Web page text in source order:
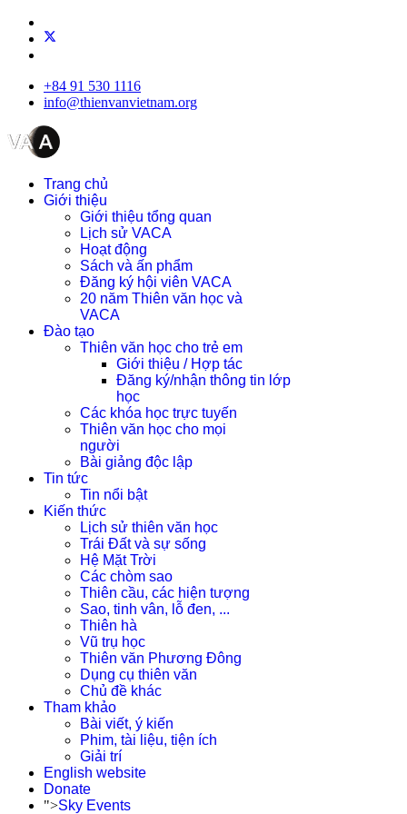
+84 91 530 1116
info@thienvanvietnam.org
Trang chủ
Giới thiệu
Giới thiệu tổng quan
Lịch sử VACA
Hoạt động
Sách và ấn phẩm
Đăng ký hội viên VACA
20 năm Thiên văn học và
VACA
Đào tạo
Thiên văn học cho trẻ em
Giới thiệu / Hợp tác
Đăng ký/nhận thông tin lớp
học
Các khóa học trực tuyến
Thiên văn học cho mọi
người
Bài giảng độc lập
Tin tức
Tin nổi bật
Kiến thức
Lịch sử thiên văn học
Trái Đất và sự sống
Hệ Mặt Trời
Các chòm sao
Thiên cầu, các hiện tượng
Sao, tinh vân, lỗ đen, ...
Thiên hà
Vũ trụ học
Thiên văn Phương Đông
Dụng cụ thiên văn
Chủ đề khác
Tham khảo
Bài viết, ý kiến
Phim, tài liệu, tiện ích
Giải trí
English website
Donate
">Sky Events